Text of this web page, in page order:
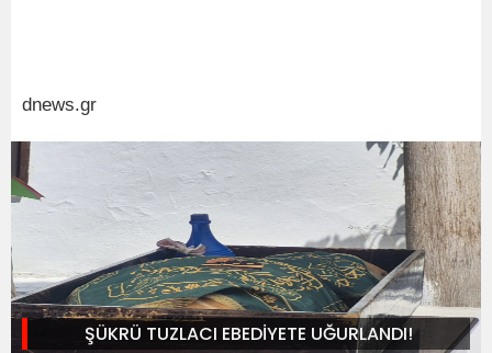
dnews.gr
ŞÜKRÜ TUZLACI EBEDİYETE UĞURLANDI!